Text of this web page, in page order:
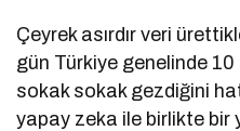
Çeyrek asırdır veri
gün Türkiye genelinde
sokak sokak gezdiğini
yapay zeka ile birlikte bir